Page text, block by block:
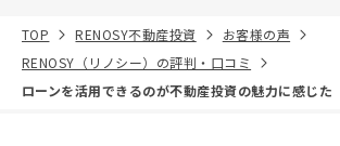
TOP RENOSY不動産投資
お客様の声
RENOSY（リノシー）の評判・口コミ
ローンを活用できるのが不動産投資の魅力に感じた